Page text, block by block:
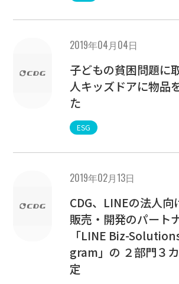
2019年04月04日
子どもの貧困問題に
人キッズドアに物品
た
ESG
2019年02月13日
CDG、LINEの法人向
販売・開発のパート
「LINE Biz-
gram」の ２部門３
定